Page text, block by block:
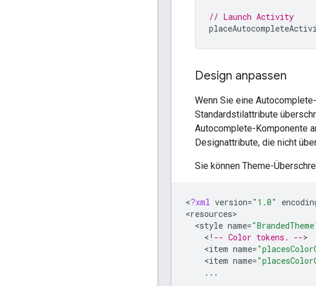
// Launch Activity
Design anpassen
Wenn Sie eine
Standardstilattribute
Autocomplete-Komponente
Designattribute, die nicht
Sie können Theme-
<?xml version="1.0"
<resources
<style name=
< ! -- Color tokens. --
<item name=
<item name=
...